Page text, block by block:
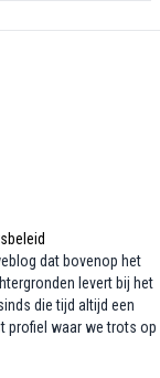
dat bovenop het
levert bij het
die tijd altijd een
profiel waar we trots op